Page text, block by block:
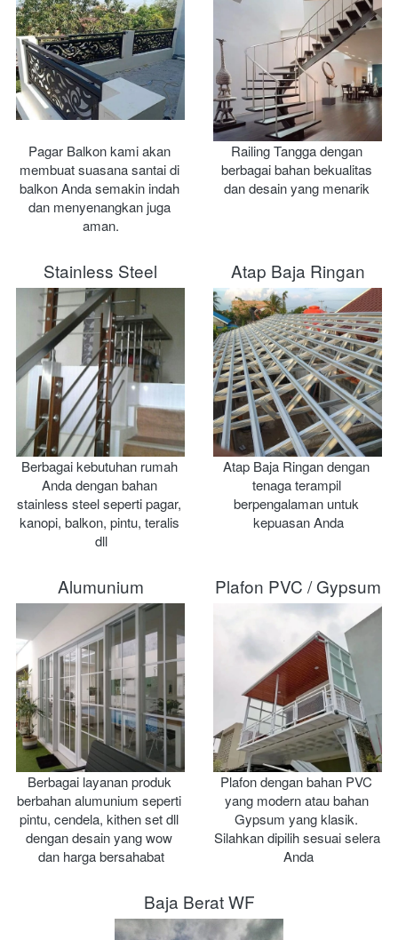
Pagar Balkon kami akan
membuat suasana santai di
balkon Anda semakin indah
dan menyenangkan juga
aman.
Railing Tangga dengan
berbagai bahan bekualitas
dan desain yang menarik
Stainless Steel
Berbagai kebutuhan rumah
Anda dengan bahan
stainless steel seperti pagar,
kanopi, balkon, pintu, teralis
dll
Atap Baja Ringan
Atap Baja Ringan dengan
tenaga terampil
berpengalaman untuk
kepuasan Anda
Alumunium
Berbagai layanan produk
berbahan alumunium seperti
pintu, cendela, kithen set dll
dengan desain yang wow
dan harga bersahabat
Plafon PVC / Gypsum
Plafon dengan bahan PVC
yang modern atau bahan
Gypsum yang klasik.
Silahkan dipilih sesuai selera
Anda
Baja Berat WF